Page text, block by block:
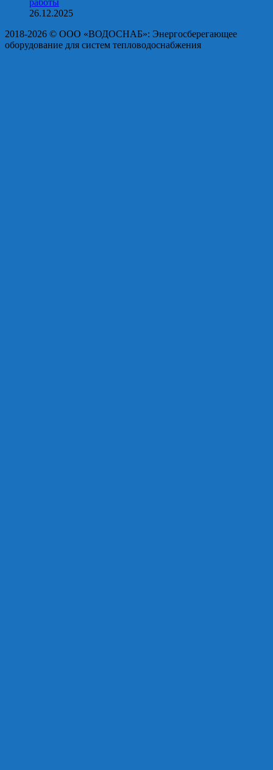
работы
26.12.2025
2018-2026 © OOO «ВОДОСНАБ»: Энергосберегающее
оборудование для систем тепловодоснабжения